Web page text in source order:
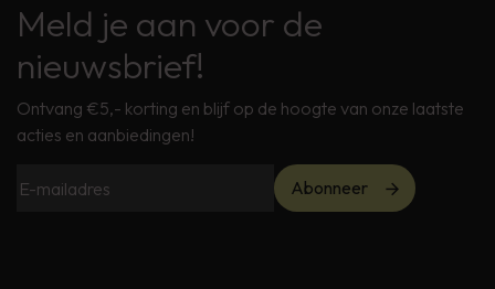
Meld je aan voor de
nieuwsbrief!
Ontvang €5,- korting en blijf op de hoogte van onze laatste
acties en aanbiedingen!
Abonneer